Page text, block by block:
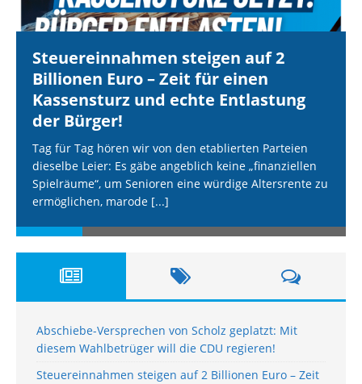
Steuereinnahmen steigen auf 2
Billionen Euro – Zeit für einen
Kassensturz und echte Entlastung
der Bürger!
Tag für Tag hören wir von den etablierten Parteien
dieselbe Leier: Es gäbe angeblich keine „finanziellen
Spielräume“, um Senioren eine würdige Altersrente zu
ermöglichen, marode [...]
Abschiebe-Versprechen von Scholz geplatzt: Mit
diesem Wahlbetrüger will die CDU regieren!
Steuereinnahmen steigen auf 2 Billionen Euro – Zeit